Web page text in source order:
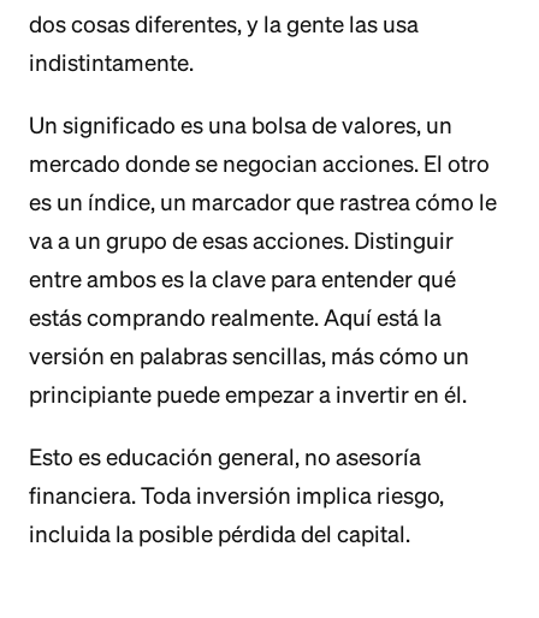
dos cosas diferentes, y la gente las usa
indistintamente.
Un significado es una bolsa de valores, un
mercado donde se negocian acciones. El otro
es un índice, un marcador que rastrea cómo le
va a un grupo de esas acciones. Distinguir
entre ambos es la clave para entender qué
estás comprando realmente. Aquí está la
versión en palabras sencillas, más cómo un
principiante puede empezar a invertir en él.
Esto es educación general, no asesoría
financiera. Toda inversión implica riesgo,
incluida la posible pérdida del capital.